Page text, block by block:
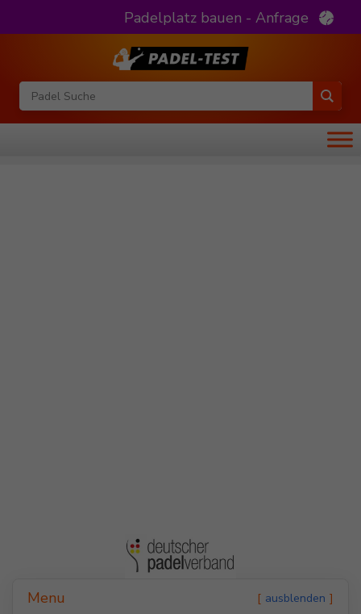
Padelplatz bauen - Anfrage
Menu ausblenden